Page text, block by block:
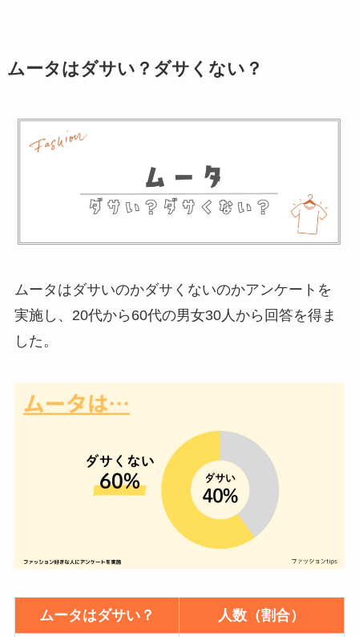
ムータはダサい？ダサくない？
ムータはダサいのかダサくないのかアンケートを
実施し、20代から60代の男女30人から回答を得ま
した。
ムータはダサい？ 人数（割合）